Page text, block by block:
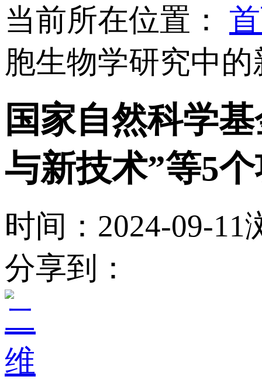
当前所在位置：
胞生物学研究中
国家自然科学
与新技术”等5
时间：2024-09-11
分享到：